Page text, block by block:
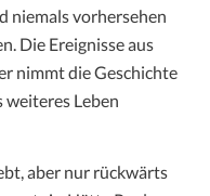
niemals vorhersehen
Die Ereignisse aus
nimmt die Geschichte
weiteres Leben
aber nur rückwärts